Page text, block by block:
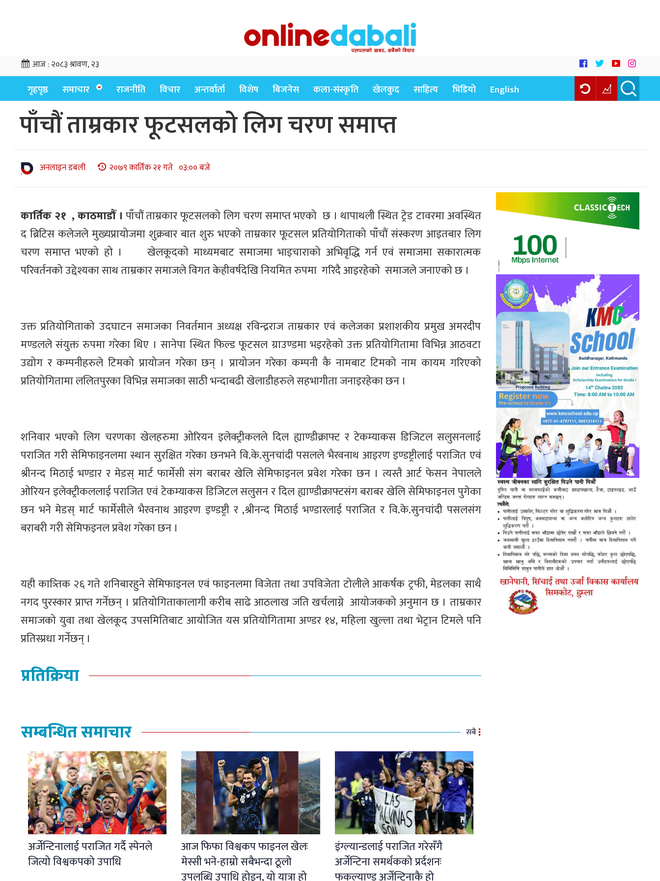
आज :२०८३ श्रावण, २३
गृहपृष्ठ समाचार राजनीति विचार अन्तर्वार्ता विशेष बिजनेस कला-संस्कृति खेलकुद साहित्य भिडियो English
पाँचौं ताम्रकार फूटसलको लिग चरण समाप्त
अनलाइन डबली २०७९ कार्तिक २१ गते ०३:०० बजे
कार्तिक २१ , काठमाडौँ । पाँचौं ताम्रकार फूटसलको लिग चरण समाप्त भएको छ । थापाथली स्थित ट्रेड टावरमा अवस्थित
द ब्रिटिस कलेजले मुख्यप्रायोजमा शुक्रबार बात शुरु भएको ताम्रकार फूटसल प्रतियोगिताको पाँचौं संस्करण आइतबार लिग
चरण समाप्त भएको हो । खेलकूदको माध्यमबाट समाजमा भाइचाराको अभिवृद्धि गर्न एवं समाजमा सकारात्मक
परिवर्तनको उद्देश्यका साथ ताम्रकार समाजले विगत केहीवर्षदेखि नियमित रुपमा गरिदै आइरहेको समाजले जनाएको छ ।
उक्त प्रतियोगिताको उदघाटन समाजका निवर्तमान अध्यक्ष रविन्द्रराज ताम्रकार एवं कलेजका प्रशाशकीय प्रमुख अमरदीप
मण्डलले संयुक्त रुपमा गरेका थिए । सानेपा स्थित फिल्ड फूटसल ग्राउण्डमा भइरहेको उक्त प्रतियोगितामा विभिन्न आठवटा
उद्योग र कम्पनीहरुले टिमको प्रायोजन गरेका छन् । प्रायोजन गरेका कम्पनी कै नामबाट टिमको नाम कायम गरिएको
प्रतियोगितामा ललितपुरका विभिन्न समाजका साठी भन्दाबढी खेलाडीहरुले सहभागीता जनाइरहेका छन ।
शनिवार भएको लिग चरणका खेलहरुमा ओरियन इलेक्ट्रीकलले दिल ह्याण्डीक्राफ्ट र टेकम्याकस डिजिटल सलुसनलाई
पराजित गरी सेमिफाइनलमा स्थान सुरक्षित गरेका छनभने वि.के.सुनचांदी पसलले भैरवनाथ आइरण इण्डष्ट्रीलाई पराजित एवं
श्रीनन्द मिठाई भण्डार र मेडस् मार्ट फार्मेसी संग बराबर खेलि सेमिफाइनल प्रवेश गरेका छन । त्यस्तै आर्ट फेसन नेपालले
ओरियन इलेक्ट्रीकललाई पराजित एवं टेकम्याकस डिजिटल सलुसन र दिल ह्याण्डीक्राफ्टसंग बराबर खेलि सेमिफाइनल पुगेका
छन भने मेडस् मार्ट फार्मेसीले भैरवनाथ आइरण इण्डष्ट्री र ,श्रीनन्द मिठाई भण्डारलाई पराजित र वि.के.सुनचांदी पसलसंग
बराबरी गरी सेमिफइनल प्रवेश गरेका छन ।
यही कात्र्तिक २६ गते शनिबारहुने सेमिफाइनल एवं फाइनलमा विजेता तथा उपविजेता टोलीले आकर्षक ट्रफी, मेडलका साथै
नगद पुरस्कार प्राप्त गर्नेछन् । प्रतियोगिताकालागी करीब साढे आठलाख जति खर्चलाग्ने आयोजकको अनुमान छ । ताम्रकार
समाजको युवा तथा खेलकूद उपसमितिबाट आयोजित यस प्रतियोगितामा अण्डर १४, महिला खुल्ला तथा भेट्रान टिमले पनि
प्रतिस्प्रधा गर्नेछन् ।
प्रतिक्रिया
सम्बन्धित समाचार सबै
अर्जेन्टिनालाई पराजित गर्दै स्पेनले
जित्यो विश्वकपको उपाधि
आज फिफा विश्वकप फाइनल खेलः
मेस्सी भने-हाम्रो सबैभन्दा ठूलो
उपलब्धि उपाधि होइन, यो यात्रा हो
इंग्ल्यान्डलाई पराजित गरेसँगै
अर्जेन्टिना समर्थकको प्रर्दशनः
फकल्याण्ड अर्जेन्टिनाकै हो